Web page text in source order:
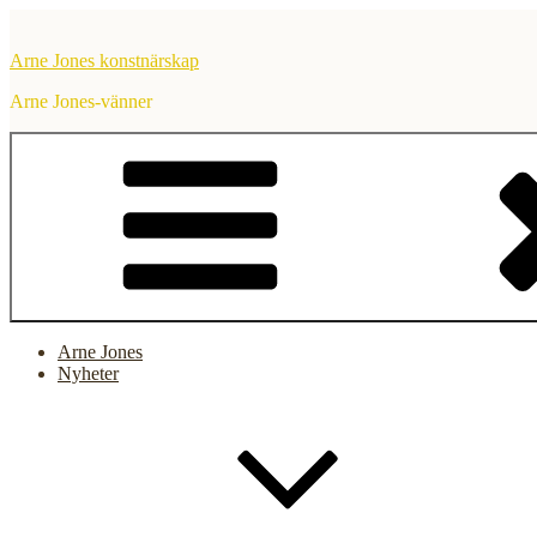
innehåll
Arne Jones konstnärskap
Arne Jones-vänner
Arne Jones
Nyheter